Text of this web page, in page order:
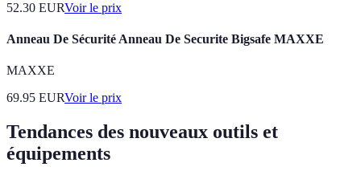
52.30 EURVoir le prix
Anneau De Sécurité Anneau De Securite Bigsafe MAXXE
MAXXE
69.95 EURVoir le prix
Tendances des nouveaux outils et
équipements